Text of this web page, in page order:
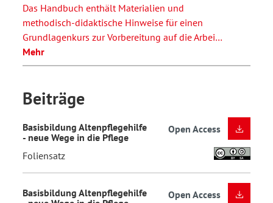
Das Handbuch enthält Materialien und
methodisch-didaktische Hinweise für einen
Grundlagenkurs zur Vorbereitung auf die Arbei…
Mehr
Beiträge
Basisbildung Altenpflegehilfe
- neue Wege in die Pflege
Foliensatz
Open Access
Basisbildung Altenpflegehilfe
Open Access